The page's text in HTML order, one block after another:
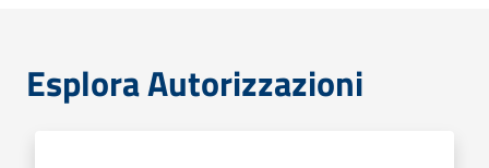
Esplora Autorizzazioni